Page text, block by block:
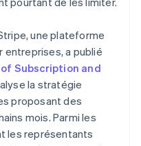
une plateforme
a publié
Subscription and
la stratégie
proposant des
mois. Parmi les
les représentants